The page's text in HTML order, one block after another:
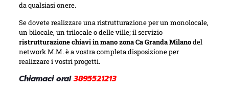
da qualsiasi onere.
Se dovete realizzare una ristrutturazione per un monolocale,
un bilocale, un trilocale o delle ville; il servizio
ristrutturazione chiavi in mano zona Ca Granda Milanodel
network M.M. è a vostra completa disposizione per
realizzare i vostri progetti.
Chiamaci ora!3895521213